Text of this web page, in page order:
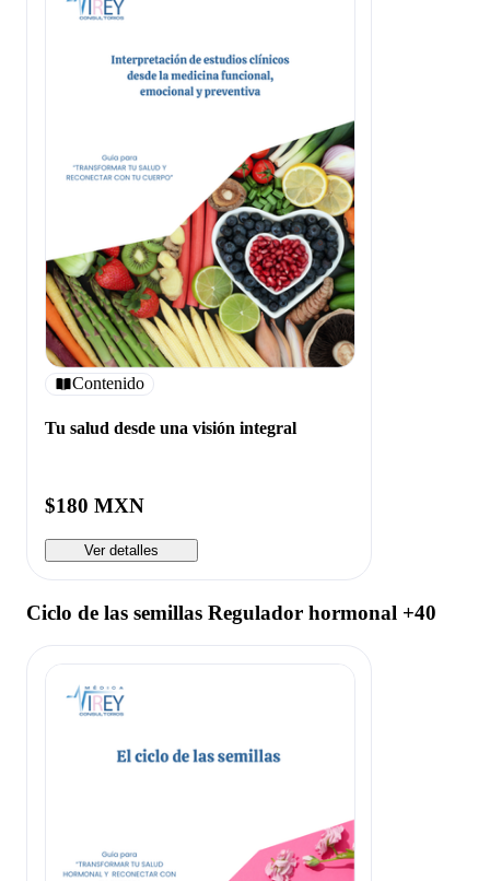
Contenido
Tu salud desde una visión integral
$180 MXN
Ver detalles
Ciclo de las semillas Regulador hormonal +40